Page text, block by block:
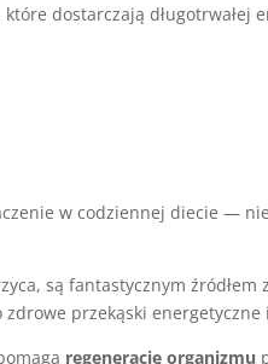
które dostarczają długotrwałej
w codziennej diecie —
są fantastycznym
zdrowe przekąski
regenerację organizmu